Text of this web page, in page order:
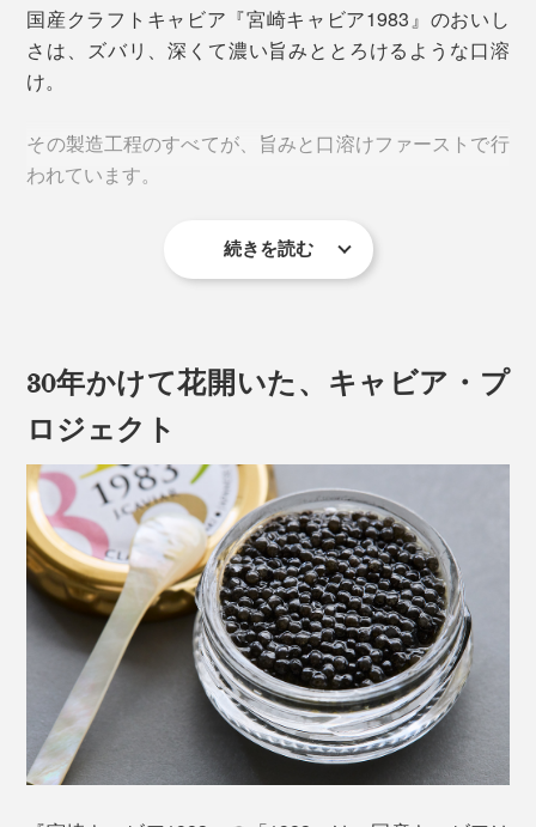
が、本品のセットは、玉ねぎ・ほうれん草・日向夏・ほ
うじ茶、4種の味つき。
キャビアと相性の良い風味を足したオリジナルレシピで
ブリニは4種各２枚入り。
左上「ほうれん草」、左下「日向夏」、右上「玉ねぎ」、右下「ほうじ茶」
バターは、九州産の生乳100％で作られた「高千穂無塩
バター」。バターマニアからも愛される絶品バターをキ
国産クラフトキャビア『宮崎キャビア1983』のおいし
さは、ズバリ、深くて濃い旨みととろけるような口溶
け。
その製造工程のすべてが、旨みと口溶けファーストで行
われています。
キャビアとは、チョウザメの卵をほぐして、塩漬けにし
す。
低温殺菌することで皮が固くなり、風味は減少。冷蔵で
こともあるそう。
続きを読む
30年かけて花開いた、キャビア・プ
ロジェクト